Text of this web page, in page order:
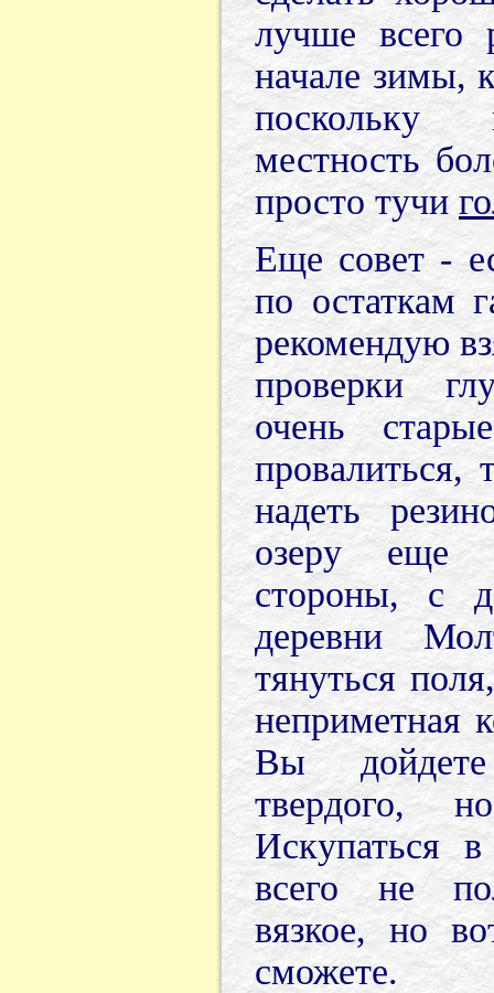
лучше всего
начале зимы,
поскольку
местность
просто тучи
Еще совет -
по остаткам
рекомендую
проверки
очень
провалиться,
надеть
озеру еще
стороны, с
деревни
тянуться
неприметная
Вы
твердого,
Искупаться
всего не
вязкое, но
сможете.